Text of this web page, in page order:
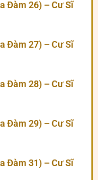
Đàm 26) – Cư Sĩ
Đàm 27) – Cư Sĩ
Đàm 28) – Cư Sĩ
Đàm 29) – Cư Sĩ
Đàm 31) – Cư Sĩ